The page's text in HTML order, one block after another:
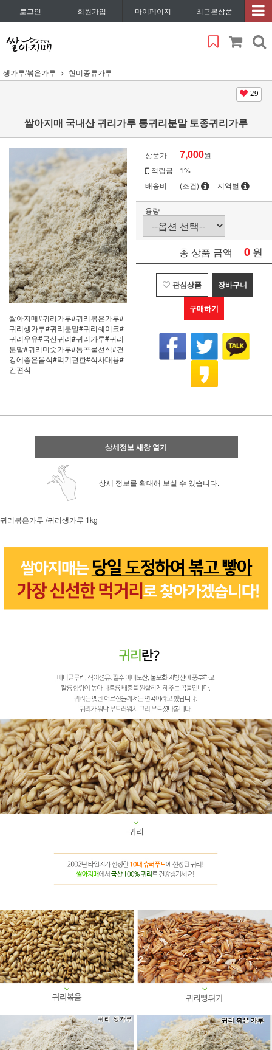
로그인 회원가입 마이페이지 최근본상품
생가루/볶은가루 현미종류가루
29
쌀아지매 국내산 귀리가루 통귀리분말 토종귀리가루
쌀아지매#귀리가루#귀리볶은가루#
귀리생가루#귀리분말#귀리쉐이크#
귀리우유#국산귀리#귀리가루#귀리
분말#귀리미숫가루#통곡물선식#건
강에좋은음식#먹기편한#식사대용#
간편식
상품가 7,000원
적립금
1%
배송비
(조건) 지역별
용량
총 상품 금액 0 원
관심상품 장바구니
구매하기
상세정보 새창 열기
상세 정보를 확대해 보실 수 있습니다.
귀리볶은가루 /귀리생가루 1kg